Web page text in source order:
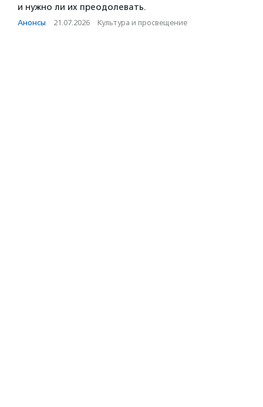
и нужно ли их преодолевать.
Анонсы · 21.07.2026 · Культура и просвещение